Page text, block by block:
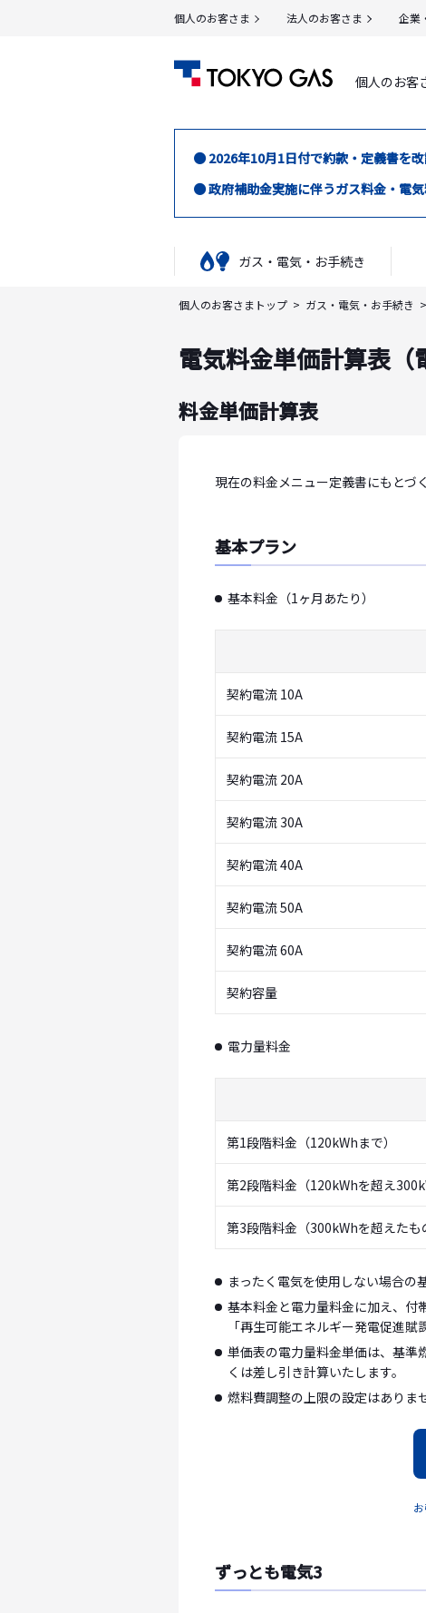
個人のお客さま 法人のお客さま 企業
個人のお客
● 2026年10月1日付で約款・定義書を
● 政府補助金実施に伴うガス料金・電
ガス・電気・お手続き
個人のお客さまトップ ガス・電気・お手続き
電気料金単価計算表（
料金単価計算表
現在の料金メニュー定義書にもとづ
基本プラン
基本料金（1ヶ月あたり）
契約電流 10A
契約電流 15A
契約電流 20A
契約電流 30A
契約電流 40A
契約電流 50A
契約電流 60A
契約容量
電力量料金
第1段階料金（120kWhまで）
第2段階料金（120kWhを超え
第3段階料金（300kWhを超えたも
まったく電気を使用しない場合の
基本料金と電力量料金に加え、付
「再生可能エネルギー発電促進賦
単価表の電力量料金単価は、基準
くは差し引き計算いたします。
燃料費調整の上限の設定はありま
ずっとも電気3